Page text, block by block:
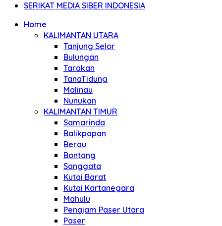
SERIKAT MEDIA SIBER INDONESIA
Home
KALIMANTAN UTARA
Tanjung Selor
Bulungan
Tarakan
TanaTidung
Malinau
Nunukan
KALIMANTAN TIMUR
Samarinda
Balikpapan
Berau
Bontang
Sanggata
Kutai Barat
Kutai Kartanegara
Mahulu
Penajam Paser Utara
Paser